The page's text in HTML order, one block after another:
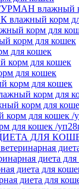
влажный
корм
корм для
корм для кошек
для кошек
корм для кошек
для кошек
корм для кошек
корм для
корм для
для кошек /
для кошек /
ДЛЯ
диета
диета для
диета для